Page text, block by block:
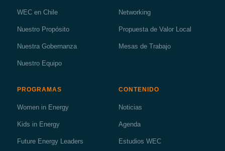
WEC en Chile
Nuestro Propósito
Nuestra Gobernanza
Nuestro Equipo
Networking
Propuesta de Valor Local
Mesas de Trabajo
PROGRAMAS
Women in Energy
Kids in Energy
Future Energy Leaders
CONTENIDO
Noticias
Agenda
Estudios WEC